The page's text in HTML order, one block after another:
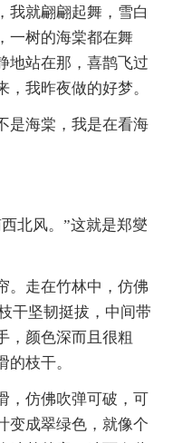
我就翩翩起舞，雪白
一树的海棠都在舞
地站在那，喜鹊飞过
我昨夜做的好梦。
是海棠，我是在看海
北风。”这就是郑燮
。走在竹林中，仿佛
干坚韧挺拔，中间带
，颜色深而且很粗
枝干。
，仿佛吹弹可破，可
变成翠绿色，就像个